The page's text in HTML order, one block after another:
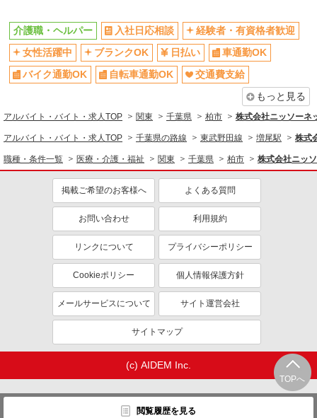
TOPへ
閲覧履歴を見る
介護職・ヘルパー 入社日応相談
経験者・有資格者歓迎
女性活躍中
ブランクOK 日払い
車通勤OK
バイク通勤OK
自転車通勤OK
交通費支給
もっと見る
アルバイト・バイト・求人TOP 関東 千葉県 柏市 株式会社ニッソーネ
アルバイト・バイト・求人TOP 千葉県の路線 東武野田線 増尾駅 株式
職種・条件一覧 医療・介護・福祉 関東 千葉県 柏市 株式会社ニッ
掲載ご希望のお客様へ よくある質問
お問い合わせ 利用規約
リンクについて プライバシーポリシー
Cookieポリシー 個人情報保護方針
メールサービスについて サイト運営会社
サイトマップ
(c) AIDEM Inc.